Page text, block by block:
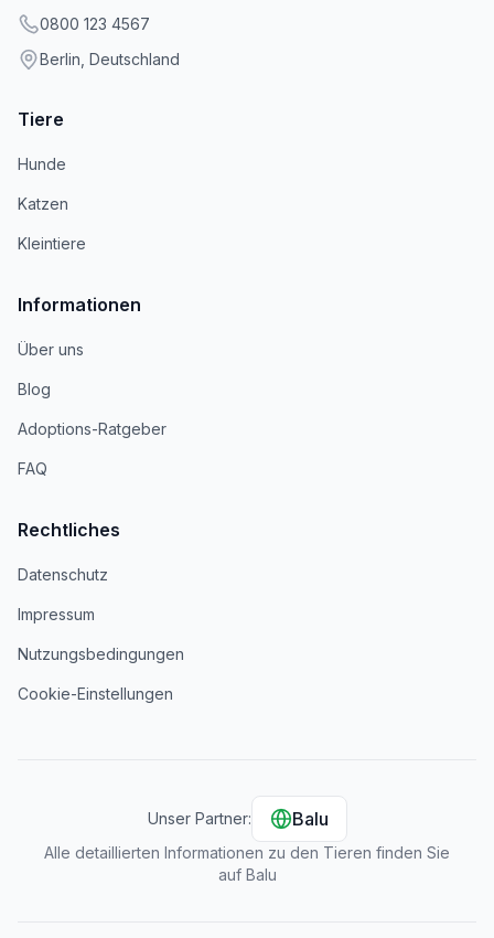
0800 123 4567
Berlin, Deutschland
Tiere
Hunde
Katzen
Kleintiere
Informationen
Über uns
Blog
Adoptions-Ratgeber
FAQ
Rechtliches
Datenschutz
Impressum
Nutzungsbedingungen
Cookie-Einstellungen
Unser Partner: Balu
Alle detaillierten Informationen zu den Tieren finden Sie
auf Balu